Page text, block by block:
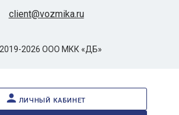
2026 ООО МКК «ДБ»
client@vozmika.ru
личный кабинет